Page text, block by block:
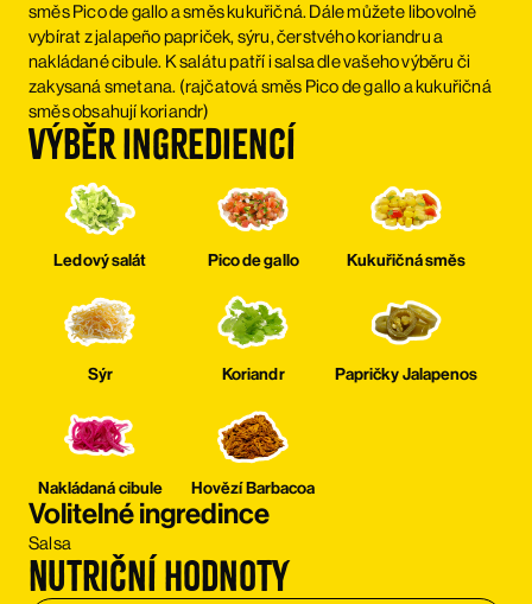
směs Pico de gallo a směs kukuřičná. Dále můžete libovolně
vybírat z jalapeño papriček, sýru, čerstvého koriandru a
nakládané cibule. K salátu patří i salsa dle vašeho výběru či
zakysaná smetana. (rajčatová směs Pico de gallo a kukuřičná
směs obsahují koriandr)
Výběr ingrediencí
Ledový salát Pico de gallo Kukuřičná směs
Sýr Koriandr Papričky Jalapenos
Nakládaná cibule Hovězí Barbacoa
Volitelné ingredince
Salsa
Nutriční hodnoty